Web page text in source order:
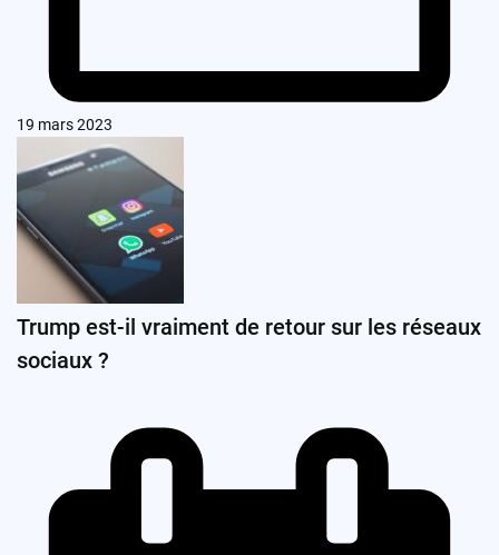
19 mars 2023
Trump est-il vraiment de retour sur les réseaux
sociaux ?